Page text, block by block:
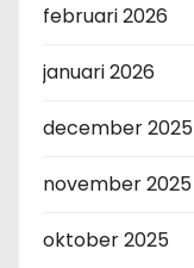
februari 2026
januari 2026
december 2025
november 2025
oktober 2025